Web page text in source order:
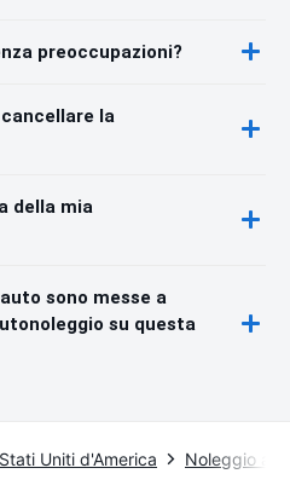
preoccupazioni?
la
della mia
sono messe a
su questa
Uniti d'America Noleggio